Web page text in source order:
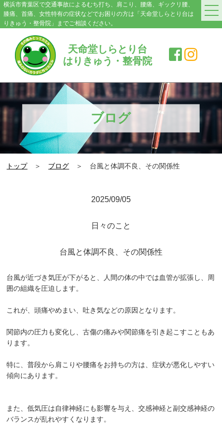
横浜市青葉区で交通事故によるむち打ち、肩こり、腰痛、ギックリ腰、
膝痛、首痛、女性特有の症状などでお困りの方は「天命堂しらとり台は
りきゅう・整骨院」までご相談ください。
天命堂しらとり台
はりきゅう・整骨院
HOME
料金案内
院紹介・アクセス
症状別施術メニュー
交通事故|むち打ち
肩こり
女性特有の症状
鍼灸・美容鍼灸
自律神経失調症
ブログ
トップ＞ ブログ ＞ 台風と体調不良、その関係性
2025/09/05
日々のこと
台風と体調不良、その関係性
台風が近づき気圧が下がると、人間の体の中では血管が拡張し、周
囲の組織を圧迫します。
これが、頭痛やめまい、吐き気などの原因となります。
関節内の圧力も変化し、古傷の痛みや関節痛を引き起こすこともあ
ります。
特に、普段から肩こりや腰痛をお持ちの方は、症状が悪化しやすい
傾向にあります。
また、低気圧は自律神経にも影響を与え、交感神経と副交感神経の
バランスが乱れやすくなります。